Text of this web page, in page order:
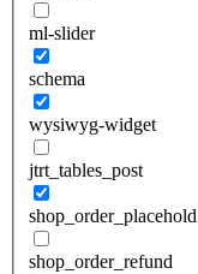
ml-slider
schema
wysiwyg-widget
jtrt_tables_post
shop_order_placehold
shop_order_refund